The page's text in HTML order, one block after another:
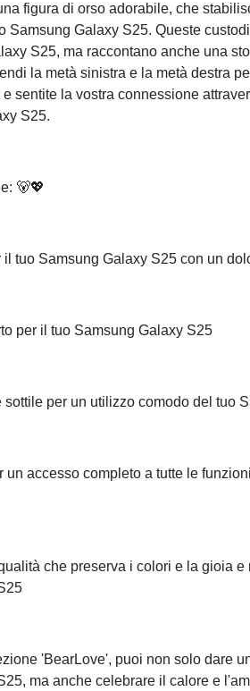
figura di orso adorabile, che
Samsung Galaxy S25. Queste
S25, ma raccontano anche una
la metà sinistra e la metà destra
sentite la vostra connessione
S25.
🐻💖
il tuo Samsung Galaxy S25 con un
per il tuo Samsung Galaxy S25
sottile per un utilizzo comodo del tuo
un accesso completo a tutte le
che preserva i colori e la gioia e
'BearLove', puoi non solo dare
ma anche celebrare il calore e